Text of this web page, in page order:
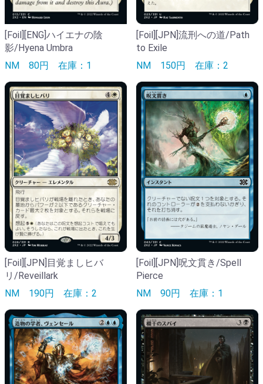
[Foil][ENG]ハイエナの陰
影/Hyena Umbra
NM 80円 在庫：1
[Foil][JPN]流刑への道/Path
to Exile
NM 150円 在庫：2
[Foil][JPN]目覚ましヒバ
リ/Reveillark
NM 190円 在庫：2
[Foil][JPN]呪文貫き/Spell
Pierce
NM 90円 在庫：1